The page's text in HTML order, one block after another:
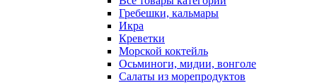
Гребешки, кальмары
Икра
Креветки
Морской коктейль
Осьминоги, мидии, вонголе
Салаты из морепродуктов